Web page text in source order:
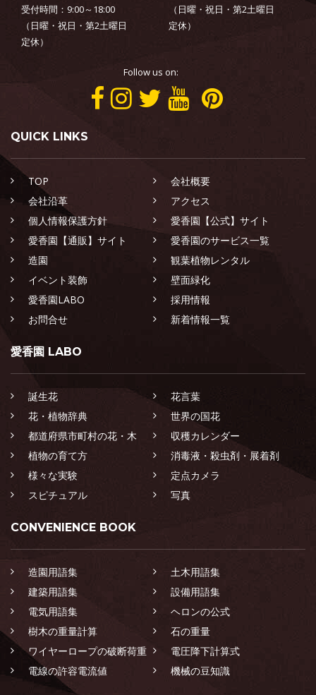
受付時間：9:00～18:00
（日曜・祝日・第2土曜日
定休）
（日曜・祝日・第2土曜日
定休）
Follow us on:
QUICK LINKS
TOP
会社概要
会社沿革
アクセス
個人情報保護方針
愛香園【公式】サイト
愛香園【通販】サイト
愛香園のサービス一覧
造園
観葉植物レンタル
イベント装飾
壁面緑化
愛香園LABO
採用情報
お問合せ
新着情報一覧
愛香園 LABO
誕生花
花言葉
花・植物辞典
世界の国花
都道府県市町村の花・木
収穫カレンダー
植物の育て方
消毒液・殺虫剤・展着剤
様々な実験
定点カメラ
スピチュアル
写真
CONVENIENCE BOOK
造園用語集
土木用語集
建築用語集
設備用語集
電気用語集
ヘロンの公式
樹木の重量計算
石の重量
ワイヤーロープの破断荷重
電圧降下計算式
電線の許容電流値
機械の豆知識